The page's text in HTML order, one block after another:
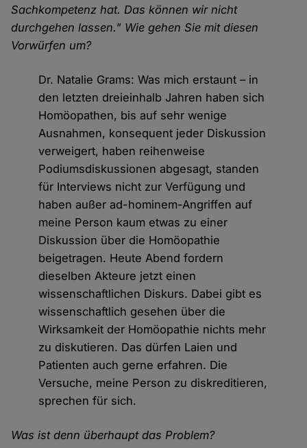
Sachkompetenz hat. Das können wir nicht
durchgehen lassen." Wie gehen Sie mit diesen
Vorwürfen um?
Dr. Natalie Grams: Was mich erstaunt – in
den letzten dreieinhalb Jahren haben sich
Homöopathen, bis auf sehr wenige
Ausnahmen, konsequent jeder Diskussion
verweigert, haben reihenweise
Podiumsdiskussionen abgesagt, standen
für Interviews nicht zur Verfügung und
haben außer ad-hominem-Angriffen auf
meine Person kaum etwas zu einer
Diskussion über die Homöopathie
beigetragen. Heute Abend fordern
dieselben Akteure jetzt einen
wissenschaftlichen Diskurs. Dabei gibt es
wissenschaftlich gesehen über die
Wirksamkeit der Homöopathie nichts mehr
zu diskutieren. Das dürfen Laien und
Patienten auch gerne erfahren. Die
Versuche, meine Person zu diskreditieren,
sprechen für sich.
Was ist denn überhaupt das Problem?